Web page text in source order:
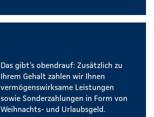
Das gibt’s obendrauf: Zusätzlich zu
Ihrem Gehalt zahlen wir Ihnen
vermögenswirksame Leistungen
sowie Sonderzahlungen in Form von
Weihnachts- und Urlaubsgeld.